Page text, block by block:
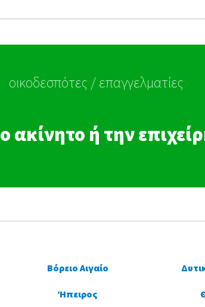
οικοδεσπότες / επαγγελματίες
ακίνητο ή την
Βόρειο Αιγαίο
Ήπειρος